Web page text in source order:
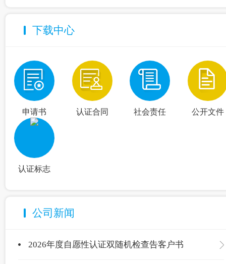
下载中心
申请书 认证合同 社会责任 公开文件
认证标志
公司新闻
2026年度自愿性认证双随机检查告客户书